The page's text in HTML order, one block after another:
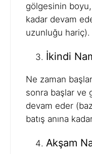
gölgesinin
kadar devam
uzunluğu hariç).
İkindi
Ne zaman
sonra başlar ve
devam eder
batış anına
Akşam